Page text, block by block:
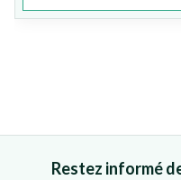
Restez informé